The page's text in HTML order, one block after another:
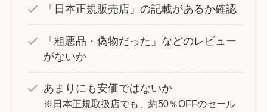
「日本正規販売店」の記載があるか確認
「粗悪品・偽物だった」などのレビュー
がないか
あまりにも安価ではないか
※日本正規取扱店でも、約50％OFFのセール